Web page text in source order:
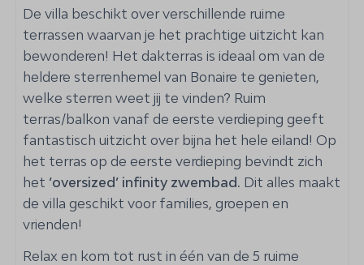
Dakterras
Terras: Overdekt
Parkeerplaats: 2
BBQ: Houtskool
Spoelbak voor duik/snorkel uitrusting
Ligstoelen
Omheinde tuin
Keuken
Keukengerei, bestek en servies
Waterkoker
Blender
De villa beschikt over verschillende ruime
terrassen waarvan je het prachtige uitzicht kan
bewonderen! Het dakterras is ideaal om van de
heldere sterrenhemel van Bonaire te genieten,
welke sterren weet jij te vinden? Ruim
terras/balkon vanaf de eerste verdieping geeft
fantastisch uitzicht over bijna het hele eiland! Op
het terras op de eerste verdieping bevindt zich
het ‘oversized’ infinity zwembad. Dit alles maakt
de villa geschikt voor families, groepen en
vrienden!
Relax en kom tot rust in één van de 5 ruime